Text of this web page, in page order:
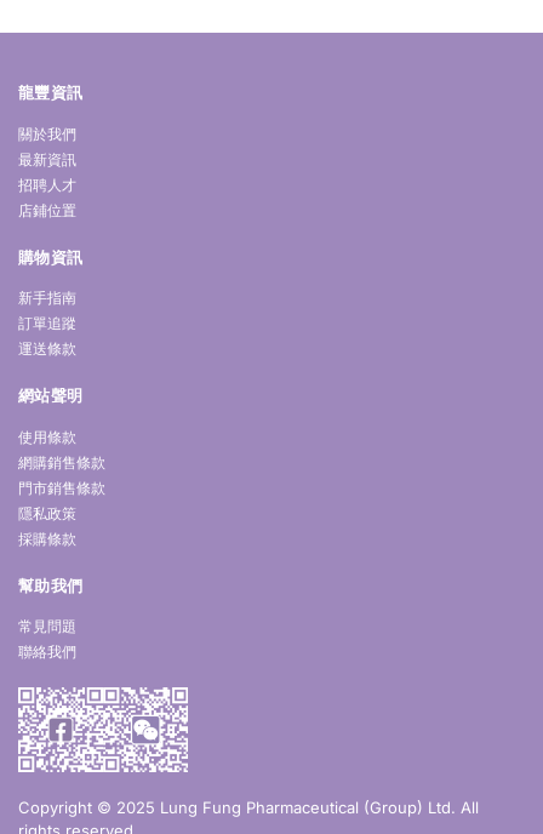
龍豐資訊
關於我們
最新資訊
招聘人才
店鋪位置
購物資訊
新手指南
訂單追蹤
運送條款
網站聲明
使用條款
網購銷售條款
門市銷售條款
隱私政策
採購條款
幫助我們
常見問題
聯絡我們
Copyright © 2025 Lung Fung Pharmaceutical (Group) Ltd. All